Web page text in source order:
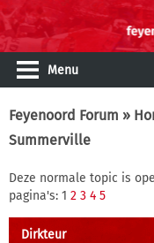
Menu
Feyenoord Forum »
Summerville
Deze normale topic is
pagina's: 1 2 3 4 5
Dirkteur